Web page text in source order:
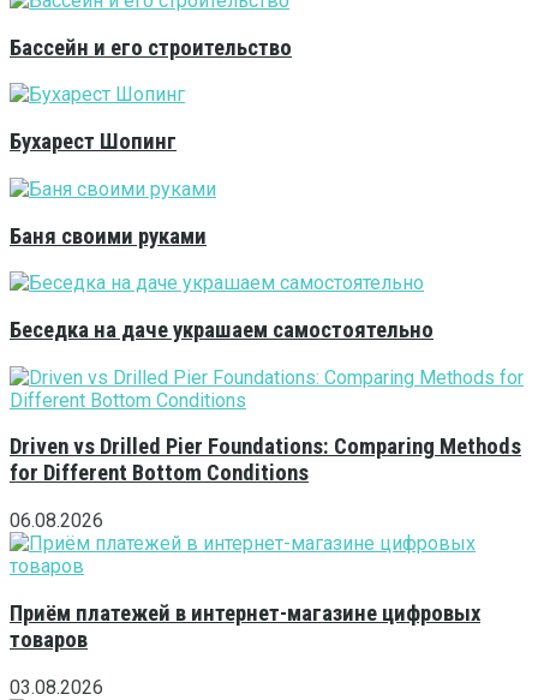
Бассейн и его строительство
Бухарест Шопинг
Баня своими руками
Беседка на даче украшаем самостоятельно
Driven vs Drilled Pier Foundations: Comparing Methods
for Different Bottom Conditions
06.08.2026
Приём платежей в интернет-магазине цифровых
товаров
03.08.2026